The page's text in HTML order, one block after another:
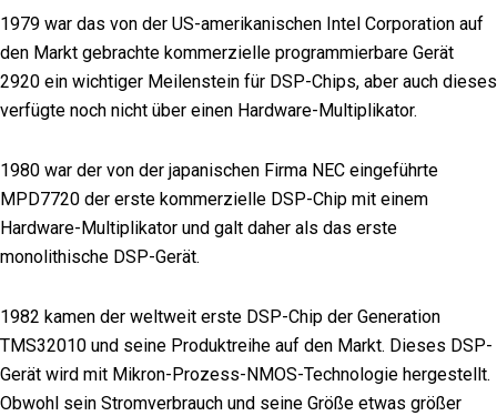
1979 war das von der US-amerikanischen Intel Corporation auf
den Markt gebrachte kommerzielle programmierbare Gerät
2920 ein wichtiger Meilenstein für DSP-Chips, aber auch dieses
verfügte noch nicht über einen Hardware-Multiplikator.
1980 war der von der japanischen Firma NEC eingeführte
MPD7720 der erste kommerzielle DSP-Chip mit einem
Hardware-Multiplikator und galt daher als das erste
monolithische DSP-Gerät.
1982 kamen der weltweit erste DSP-Chip der Generation
TMS32010 und seine Produktreihe auf den Markt. Dieses DSP-
Gerät wird mit Mikron-Prozess-NMOS-Technologie hergestellt.
Obwohl sein Stromverbrauch und seine Größe etwas größer